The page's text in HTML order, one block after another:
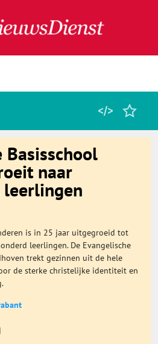
Basisschool
naar
is in 25 jaar uitgegroeid tot
leerlingen. De Evangelische
trekt gezinnen uit de hele
de sterke christelijke identiteit en